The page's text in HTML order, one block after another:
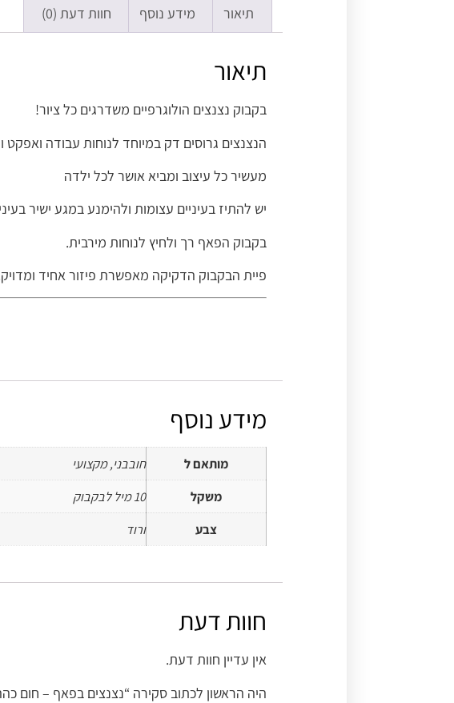
תיאור מידע נוסף חוות דעת (0)
תיאור
בקבוק נצנצים הולוגרפיים משדרגים כל ציור!
הנצנצים גרוסים דק במיוחד לנוחות עבודה ואפקט
מעשיר כל עיצוב ומביא אושר לכל ילדה
יש להתיז בעיניים עצומות ולהימנע במגע ישיר
בקבוק הפאף רך ולחיץ לנוחות מירבית.
פיית הבקבוק הדקיקה מאפשרת פיזור אחיד
מידע נוסף
מותאם ל
חובבני, מקצועי
משקל
10 מיל לבקבוק
צבע
ורוד
חוות דעת
אין עדיין חוות דעת.
היה הראשון לכתוב סקירה “נצנצים בפאף – חום